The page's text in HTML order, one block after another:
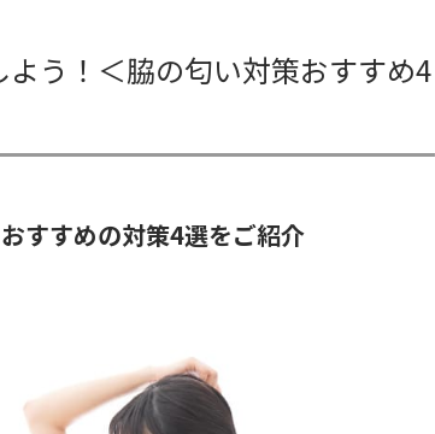
う！＜脇の匂い対策おすすめ4
すすめの対策4選をご紹介